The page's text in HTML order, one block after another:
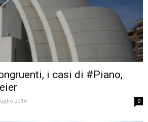
i casi di #Piano,
2016 0